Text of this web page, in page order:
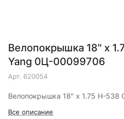
Велопокрышка 18" x
Yang 0Ц-00099706
Арт. 620054
Велопокрышка 18" x 1.75 H-538
Все описание